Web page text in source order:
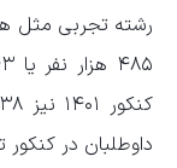
رشته تجربی مثل
داوطلبان در